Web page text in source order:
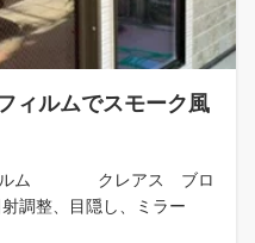
ィルムでスモーク風
ィルム クレアス ブロ
整、目隠し、ミラー